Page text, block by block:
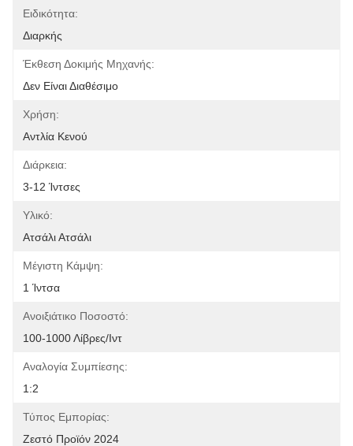
Ειδικότητα:
Διαρκής
Έκθεση Δοκιμής Μηχανής:
Δεν Είναι Διαθέσιμο
Χρήση:
Αντλία Κενού
Διάρκεια:
3-12 Ίντσες
Υλικό:
Ατσάλι Ατσάλι
Μέγιστη Κάμψη:
1 Ίντσα
Ανοιξιάτικο Ποσοστό:
100-1000 Λίβρες/ιντ
Αναλογία Συμπίεσης:
1:2
Τύπος Εμπορίας:
Ζεστό Προϊόν 2024